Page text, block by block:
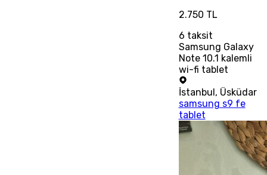
2.750 TL
6 taksit
Samsung Galaxy
Note 10.1 kalemli
wi-fi tablet
İstanbul, Üsküdar
samsung s9 fe
tablet